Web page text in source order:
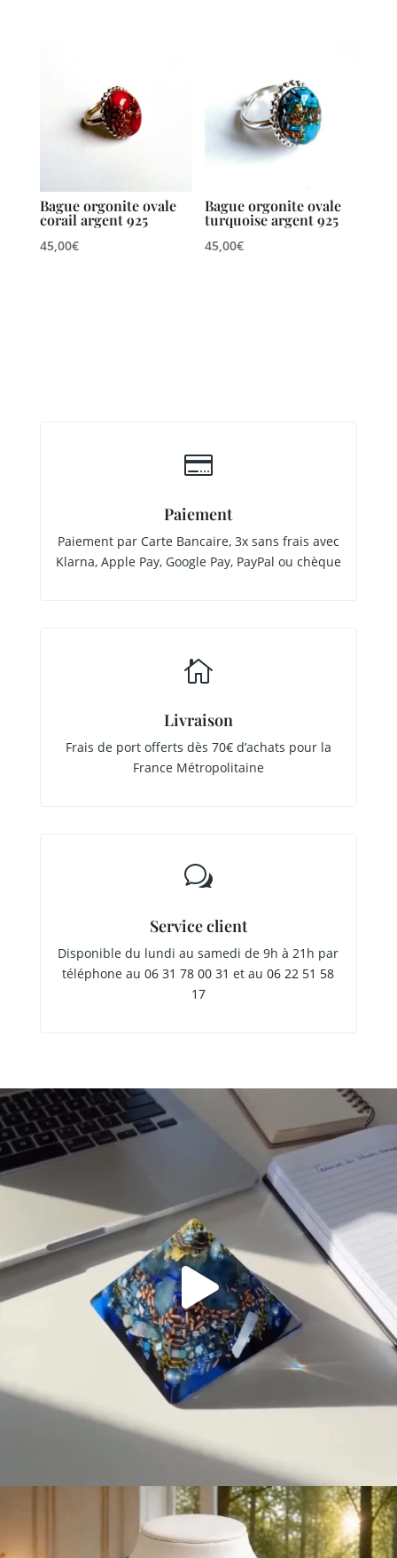
Bague orgonite ovale
corail argent 925
45,00€
Bague orgonite ovale
turquoise argent 925
45,00€

Paiement
Paiement par Carte Bancaire, 3x sans frais avec
Klarna, Apple Pay, Google Pay, PayPal ou chèque

Livraison
Frais de port offerts dès 70€ d’achats pour la
France Métropolitaine
w
Service client
Disponible du lundi au samedi de 9h à 21h par
téléphone au06 31 78 00 31 et au06 22 51 58
17